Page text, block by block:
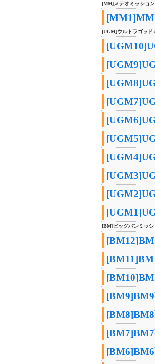
[MM]メテオミッション
[UGM]ウルトラゴッド
[BM]ビッグバンミッ